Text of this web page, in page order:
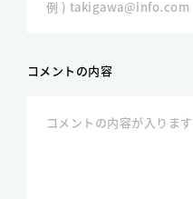
コメントの内容